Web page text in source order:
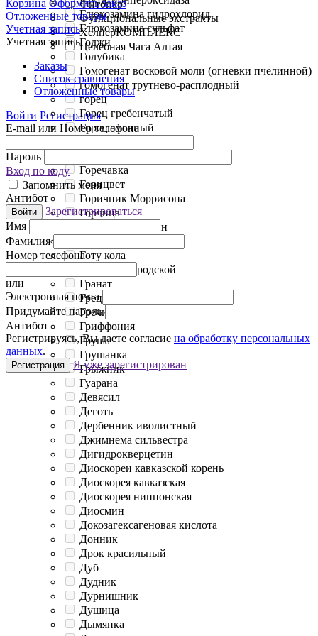
Глюкозамина гидрохлорид
Глюкозамина сульфат
Годжи
Голубика
Гомогенат восковой моли (огневки пчелинной)
гомогенат трутнево-расплодный
горец
Горец гребенчатый
Горец змеиный
Горечавка
Горицвет
Горичник Моррисона
Горчица
Горький апельсин
Готу кола
Гравилат городской
Гранат
Грецкий орех
Гречиха
Гриффония
Груша
Грушанка
Грыжник
Гуарана
Девясил
Деготь
Дербенник иволистный
Джимнема сильвестра
Дигидрокверцетин
Диоскореи кавказской корень
Диоскорея кавказская
Диоскорея ниппонская
Диосмин
Докозагексагеновая кислота
Донник
Дрок красильный
Дуб
Дудник
Дурнишник
Душица
Дымянка
Фитопар
Функциональные экстракты
ХелперКОМПЛЕКС
Целебная Чага Алтая
Корзина Оформить заказ
Отложенные товары
Учетная запись
Учетная запись
Заказы
Список сравнения
Отложенные товары
Войти Регистрация
E-mail или Номер телефона
Пароль
Вход по коду
Запомнить меня
Антибот
Войти
Зарегистрироваться
Имя
Фамилия
Номер телефона
или
Электронная почта
Придумайте пароль
Антибот
Регистрируясь, Вы даете согласие на обработку персональных
данных.
Регистрация Я уже зарегистрирован